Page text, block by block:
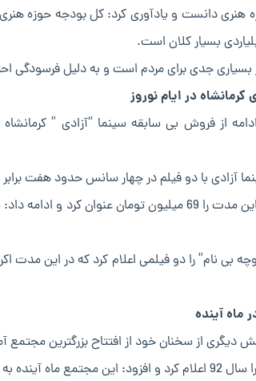
بسیار کلان است.
جدی برای مردم است و به دلیل فرسودگی
از فروش بی سابقه سینما “آزادی ”
سروری ارزش بلیط‌های فروخته شده در این مدت را 69 میلیون
بی نام” را دو فیلمی اعلام کرد که در این
ماه آینده
از سخنان خود از افتتاح بزرگترین مجتمع
خواهد رسید.